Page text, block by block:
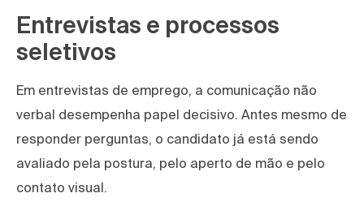
Entrevistas e processos
seletivos
Em entrevistas de emprego, a comunicação não
verbal desempenha papel decisivo. Antes mesmo de
responder perguntas, o candidato já está sendo
avaliado pela postura, pelo aperto de mão e pelo
contato visual.